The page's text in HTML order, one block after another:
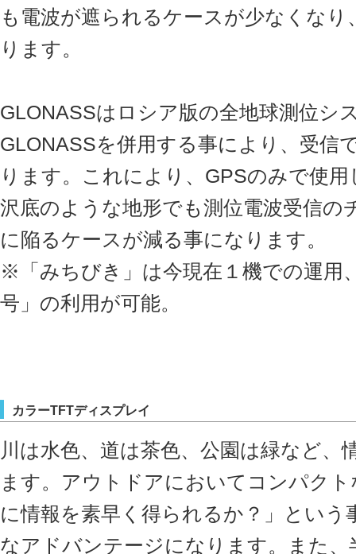
も電波が遮られるケースが少なくな
ります。
GLONASSはロシア版の全地球測位シ
GLONASSを併用する事により、受信
ります。これにより、GPSのみで使
沢底のような地形でも測位電波受信の
に陥るケースが減る事になります。
※「みちびき」は今現在１機での運用
号」の利用が可能。
カラーTFTディスプレイ
川は水色、道は茶色、公園は緑など、
ます。アウトドアにおいてコンパク
に情報を素早く得られるか？」とい
なアドバンテージになります。また